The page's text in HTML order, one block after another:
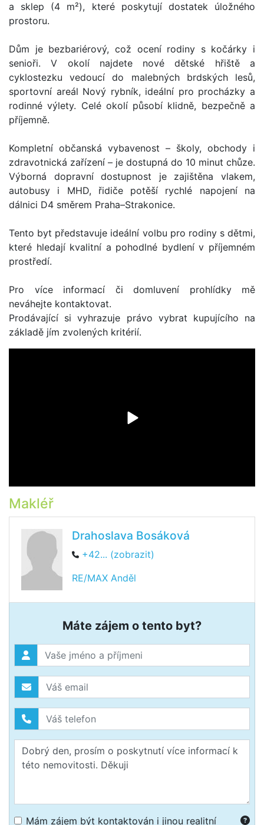
a sklep (4 m²), které poskytují dostatek úložného
prostoru.
Dům je bezbariérový, což ocení rodiny s kočárky i
senioři. V okolí najdete nové dětské hřiště a
cyklostezku vedoucí do malebných brdských lesů,
sportovní areál Nový rybník, ideální pro procházky a
rodinné výlety. Celé okolí působí klidně, bezpečně a
příjemně.
Kompletní občanská vybavenost – školy, obchody i
zdravotnická zařízení – je dostupná do 10 minut chůze.
Výborná dopravní dostupnost je zajištěna vlakem,
autobusy i MHD, řidiče potěší rychlé napojení na
dálnici D4 směrem Praha–Strakonice.
Tento byt představuje ideální volbu pro rodiny s dětmi,
které hledají kvalitní a pohodlné bydlení v příjemném
prostředí.
Pro více informací či domluvení prohlídky mě
neváhejte kontaktovat.
Prodávající si vyhrazuje právo vybrat kupujícího na
základě jím zvolených kritérií.
Makléř
Drahoslava Bosáková
+42... (zobrazit)
RE/MAX Anděl
Máte zájem o tento byt?
Mám zájem být kontaktován i jinou realitní